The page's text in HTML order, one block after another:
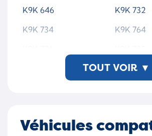
K9K 646
K9K 732
K9K 734
K9K 764
K9K 832
TOUT VOIR ▾
Véhicules